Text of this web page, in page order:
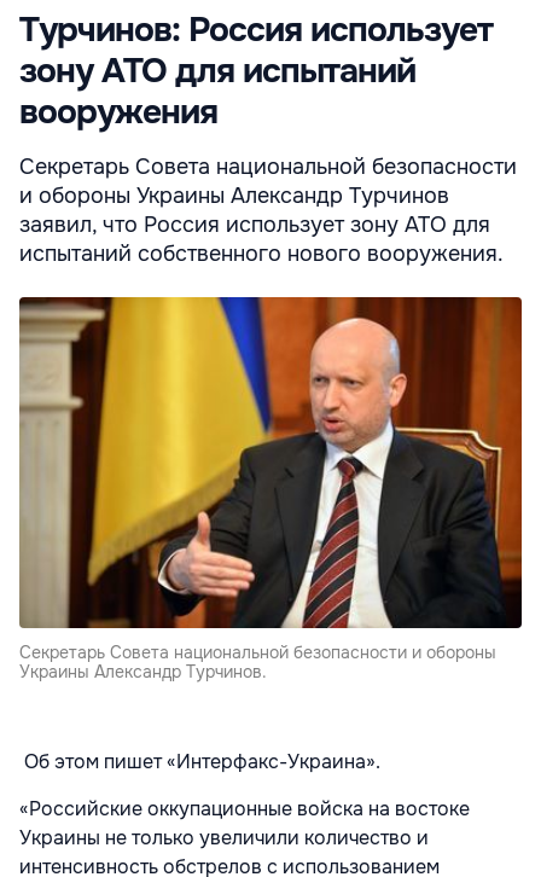
Турчинов: Россия использует
зону АТО для испытаний
вооружения
Секретарь Совета национальной безопасности
и обороны Украины Александр Турчинов
заявил, что Россия использует зону АТО для
испытаний собственного нового вооружения.
Секретарь Совета национальной безопасности и обороны
Украины Александр Турчинов.
Об этом пишет «Интерфакс-Украина».
«Российские оккупационные войска на востоке
Украины не только увеличили количество и
интенсивность обстрелов с использованием